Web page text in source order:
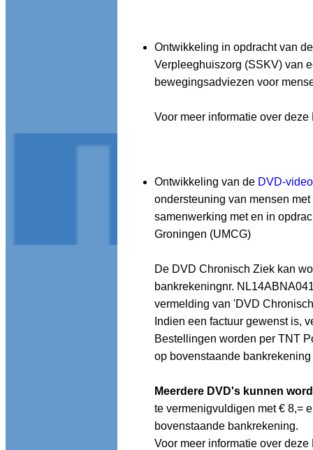
Ontwikkeling in opdracht van
Verpleeghuiszorg (SSKV) van
bewegingsadviezen voor
Voor meer informatie over
Ontwikkeling van de DVD-
ondersteuning van mensen
samenwerking met en in
Groningen (UMCG)
De DVD Chronisch Ziek kan
bankrekeningnr.
vermelding van 'DVD
Indien een factuur gewenst is,
Bestellingen worden per TNT
op bovenstaande
Meerdere DVD's kunnen
te vermenigvuldigen met € 8,=
bovenstaande bankrekening.
Voor meer informatie over